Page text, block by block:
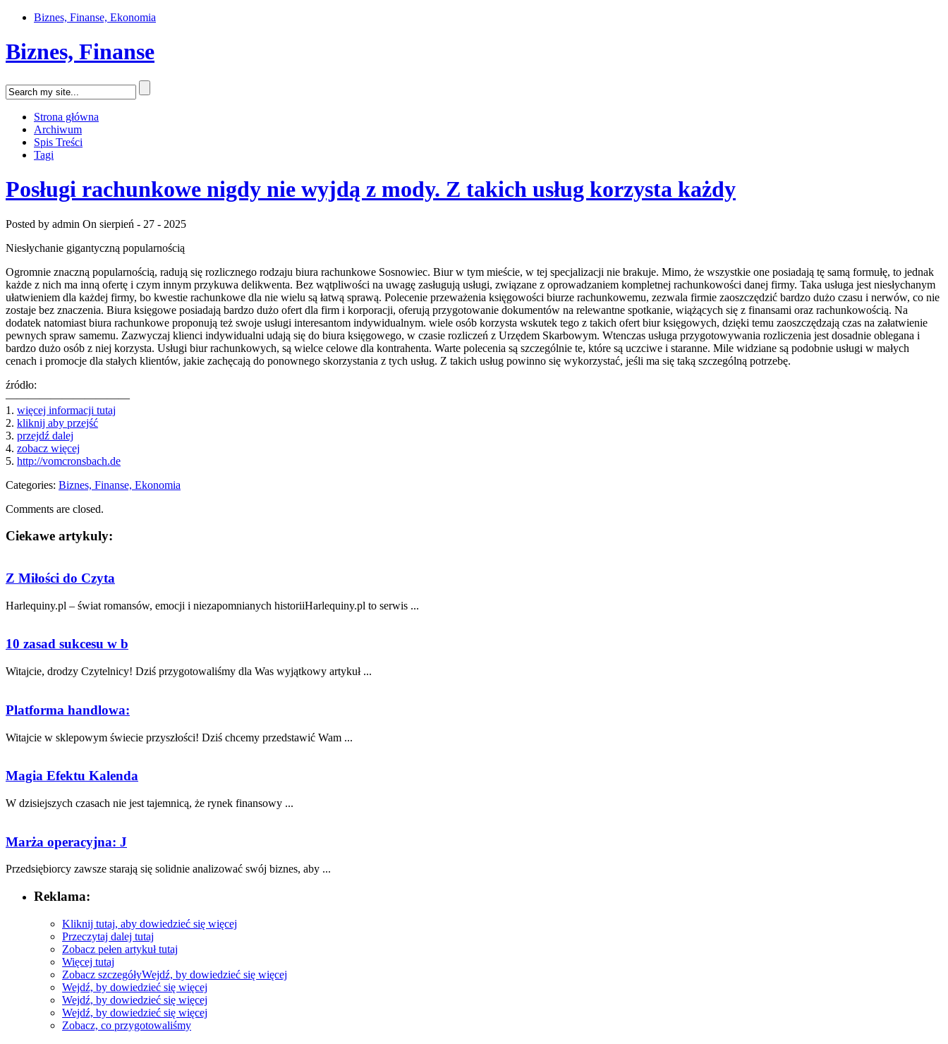
Biznes, Finanse, Ekonomia
Biznes, Finanse
Strona główna
Archiwum
Spis Treści
Tagi
Posługi rachunkowe nigdy nie wyjdą z mody. Z takich usług korzysta każdy
Posted by admin On sierpień - 27 - 2025
Niesłychanie gigantyczną popularnością
Ogromnie znaczną popularnością, radują się rozlicznego rodzaju biura rachunkowe Sosnowiec. Biur w tym mieście, w tej specjalizacji nie brakuje. Mimo, że wszystkie one posiadają tę samą formułę, to jednak
każde z nich ma inną ofertę i czym innym przykuwa delikwenta. Bez wątpliwości na uwagę zasługują usługi, związane z oprowadzaniem kompletnej rachunkowości danej firmy. Taka usługa jest niesłychanym
ułatwieniem dla każdej firmy, bo kwestie rachunkowe dla nie wielu są łatwą sprawą. Polecenie przeważenia księgowości biurze rachunkowemu, zezwala firmie zaoszczędzić bardzo dużo czasu i nerwów, co nie
zostaje bez znaczenia. Biura księgowe posiadają bardzo dużo ofert dla firm i korporacji, oferują przygotowanie dokumentów na relewantne spotkanie, wiążących się z finansami oraz rachunkowością. Na
dodatek natomiast biura rachunkowe proponują też swoje usługi interesantom indywidualnym. wiele osób korzysta wskutek tego z takich ofert biur księgowych, dzięki temu zaoszczędzają czas na załatwienie
pewnych spraw samemu. Zazwyczaj klienci indywidualni udają się do biura księgowego, w czasie rozliczeń z Urzędem Skarbowym. Wtenczas usługa przygotowywania rozliczenia jest dosadnie oblegana i
bardzo dużo osób z niej korzysta. Usługi biur rachunkowych, są wielce celowe dla kontrahenta. Warte polecenia są szczególnie te, które są uczciwe i staranne. Mile widziane są podobnie usługi w małych
cenach i promocje dla stałych klientów, jakie zachęcają do ponownego skorzystania z tych usług. Z takich usług powinno się wykorzystać, jeśli ma się taką szczególną potrzebę.
źródło:
———————————
1. więcej informacji tutaj
2. kliknij aby przejść
3. przejdź dalej
4. zobacz więcej
5. http://vomcronsbach.de
Categories: Biznes, Finanse, Ekonomia
Comments are closed.
Ciekawe artykuly:
Z Miłości do Czyta
Harlequiny.pl – świat romansów, emocji i niezapomnianych historiiHarlequiny.pl to serwis ...
10 zasad sukcesu w b
Witajcie, drodzy Czytelnicy! Dziś przygotowaliśmy dla​ Was wyjątkowy artykuł ...
Platforma handlowa:
Witajcie w sklepowym świecie przyszłości! ‍Dziś chcemy przedstawić Wam⁢ ...
Magia Efektu Kalenda
W dzisiejszych czasach nie jest​ tajemnicą, że‍ rynek finansowy ...
Marża operacyjna: J
Przedsiębiorcy ‌zawsze starają się solidnie‍ analizować swój biznes, ​aby ...
Reklama:
Kliknij tutaj, aby dowiedzieć się więcej
Przeczytaj dalej tutaj
Zobacz pełen artykuł tutaj
Więcej tutaj
Zobacz szczegółyWejdź, by dowiedzieć się więcej
Wejdź, by dowiedzieć się więcej
Wejdź, by dowiedzieć się więcej
Wejdź, by dowiedzieć się więcej
Zobacz, co przygotowaliśmy